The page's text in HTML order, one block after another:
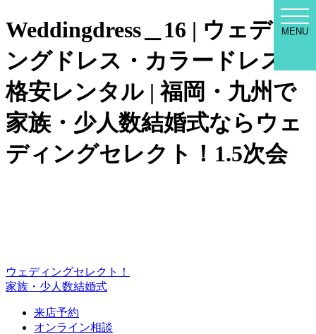
Weddingdress＿16 | ウェディ
ングドレス・カラードレスの
格安レンタル | 福岡・九州で
家族・少人数結婚式ならウェ
ディングセレクト！1.5次会
ウェディングセレクト！
家族・少人数結婚式
来店予約
オンライン相談
MENU